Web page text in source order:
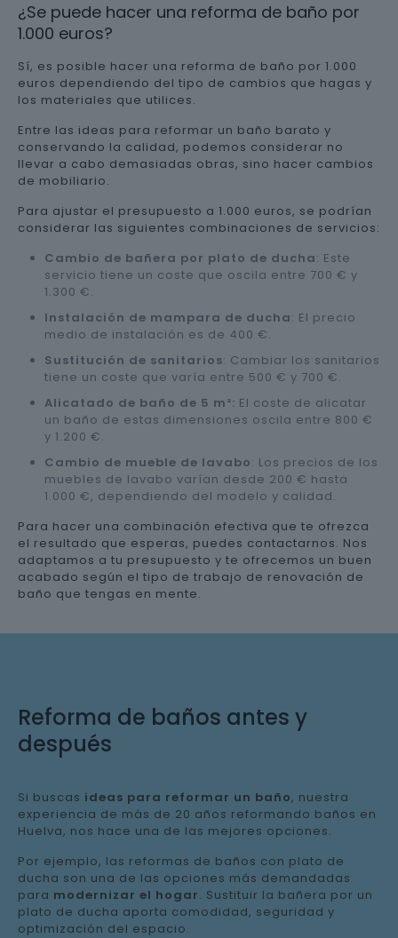
¿Se puede hacer una reforma de baño por
1.000 euros?
Sí, es posible hacer una reforma de baño por 1.000
euros dependiendo del tipo de cambios que hagas y
los materiales que utilices.
Entre las ideas para reformar un baño barato y
conservando la calidad, podemos considerar no
llevar a cabo demasiadas obras, sino hacer cambios
de mobiliario.
Para ajustar el presupuesto a 1.000 euros, se podrían
considerar las siguientes combinaciones de servicios:
Cambio de bañera por plato de ducha: Este
servicio tiene un coste que oscila entre 700 € y
1.300 €.
Instalación de mampara de ducha: El precio
medio de instalación es de 400 €.
Sustitución de sanitarios: Cambiar los sanitarios
tiene un coste que varía entre 500 € y 700 €.
Alicatado de baño de 5 m²: El coste de alicatar
un baño de estas dimensiones oscila entre 800 €
y 1.200 €.
Cambio de mueble de lavabo: Los precios de los
muebles de lavabo varían desde 200 € hasta
1.000 €, dependiendo del modelo y calidad.
Para hacer una combinación efectiva que te ofrezca
el resultado que esperas, puedes contactarnos. Nos
adaptamos a tu presupuesto y te ofrecemos un buen
acabado según el tipo de trabajo de renovación de
baño que tengas en mente.
Reforma de baños antes y
después
Si buscas ideas para reformar un baño, nuestra
experiencia de más de 20 años reformando baños en
Huelva, nos hace una de las mejores opciones.
Por ejemplo, las reformas de baños con plato de
ducha son una de las opciones más demandadas
para modernizar el hogar. Sustituir la bañera por un
plato de ducha aporta comodidad, seguridad y
optimización del espacio.